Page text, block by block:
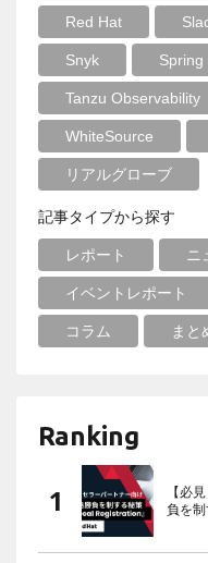
Red Hat
Snyk Spring
Tanzu Observability
WhiteSource
リアルグローブ
記事タイプから探す
レポート ニ
イベントレポート
コラム まと
Ranking
【必
負を